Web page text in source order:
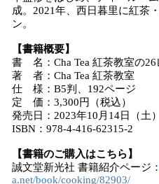
成。2021年、西日暮里に紅茶
ン。
【書籍概要】
書 名：Cha Tea 紅茶教室の26
著 者：Cha Tea 紅茶教室
仕 様：B5判、192ページ
定 価：3,300円（税込）
発売日：2023年10月14日（土）
ISBN：978-4-416-62315-2
【書籍のご購入はこちら】
誠文堂新光社 書籍紹介ページ：
a.net/book/cooking/82903/